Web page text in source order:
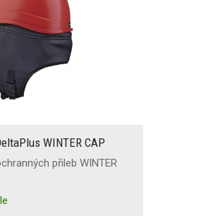
WINTER CAP
přileb WINTER